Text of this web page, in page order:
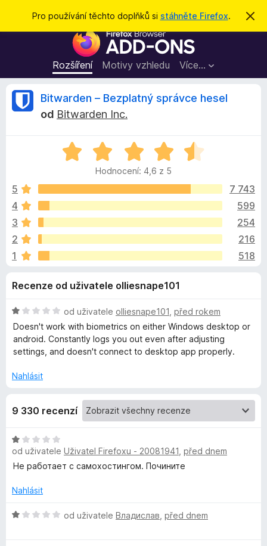
Pro používání těchto doplňků si stáhněte Firefox.
S
r
D
o
p
l
o
p
r
o
l
í
ž
e
e
r
e
Rozšíření Motivy vzhledu Více…
Přihlásit se
R
e
n
z
d
o
p
l
ň
k
u
B
Bitwarden – Bezplatný správce hesel
od Bitwarden Inc.
H
n
c
n
:
,
z
5
Hodnocení: 4,6 z 5
5
7 743
4
599
3
254
2
216
1
518
Recenze od uživatele olliesnape101
H
o
d
n
c
í
1
z
5
od uživatele olliesnape101 před rokem
Doesn't work with biometrics on either Windows desktop or
android. Constantly logs you out even after adjusting
settings, and doesn't connect to desktop app properly.
Nahlásit
9 330 recenzí
H
o
d
o
e
od uživatele Uživatel Firefoxu - 20081941 před dnem
Не работает с самохостингом. Почините
Nahlásit
H
od uživatele Владислав před dnem